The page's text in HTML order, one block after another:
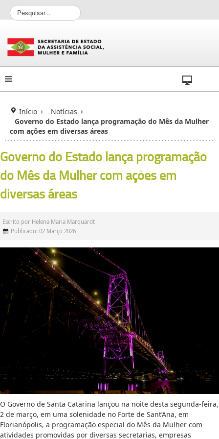
P
e
q
u
i
s
a
Início
Notícias
Governo do Estado lança programação do Mês da Mulher
com ações em diversas áreas
Governo do Estado lança programação
do Mês da Mulher com ações em
diversas áreas
Escrito por Helena Maria Marquardt
Publicado: 02 Março 2026
O Governo de Santa Catarina lançou na noite desta segunda-feira,
2 de março, em uma solenidade no Forte de Sant’Ana, em
Florianópolis, a programação especial do Mês da Mulher com
atividades promovidas por diversas secretarias, empresas